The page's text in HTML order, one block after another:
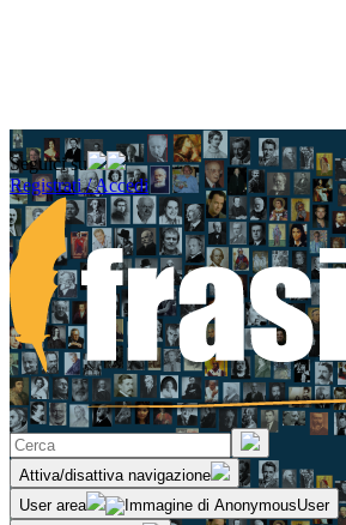
Seguici su
Registrati / Accedi
Attiva/disattiva navigazione
User area